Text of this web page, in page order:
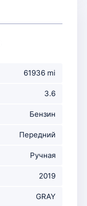
61936 mi
3.6
Бензин
Передний
Ручная
2019
GRAY